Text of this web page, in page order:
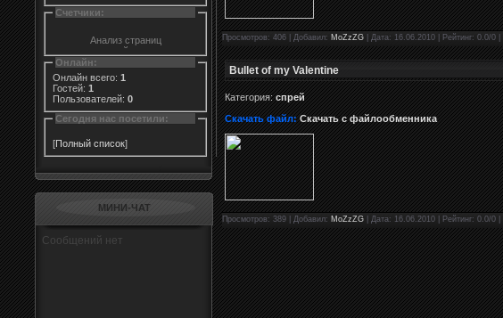
Счетчики:
Онлайн:
Онлайн всего: 1
Гостей: 1
Пользователей: 0
Сегодня нас посетили:
[Полный список]
МИНИ-ЧАТ
Просмотров: 406 | Добавил: MoZzZG | Дата: 16.06.2010 | Рейтинг: 0.0/0 |
Bullet of my Valentine
Категория:спрей
Скачать файл: Скачать с файлообменника
Просмотров: 389 | Добавил: MoZzZG | Дата: 16.06.2010 | Рейтинг: 0.0/0 |